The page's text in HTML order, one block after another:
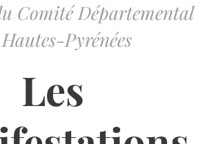
Comité Départemental
Pyrénées
Les